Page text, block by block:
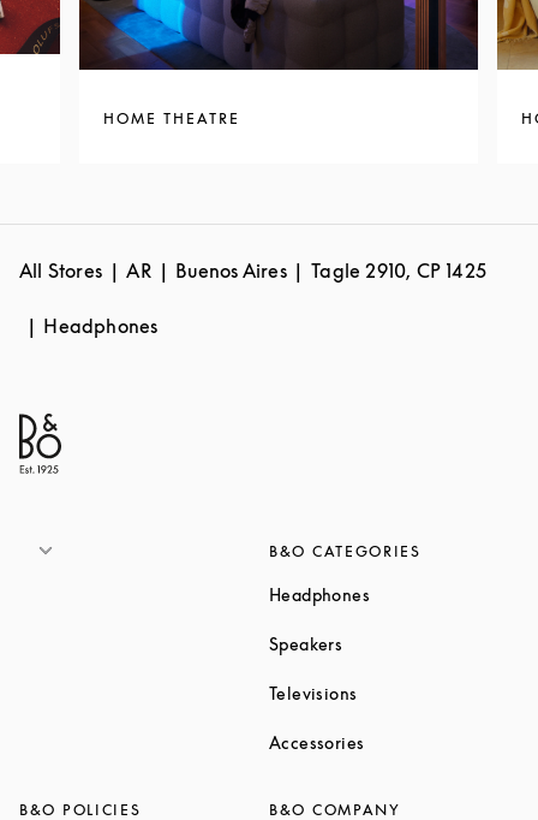
HOME THEATRE
All Stores AR Buenos Aires Tagle 2910, CP 1425
Headphones
B&O CATEGORIES
Headphones
Speakers
Televisions
Accessories
B&O POLICIES B&O COMPANY